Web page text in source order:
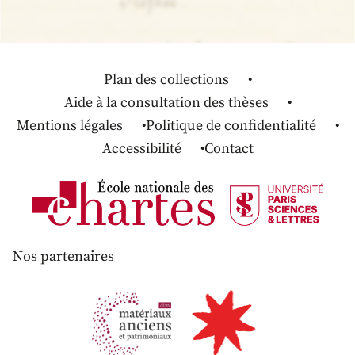
Plan des collections
Aide à la consultation des thèses
Mentions légales
Politique de confidentialité
Accessibilité
Contact
Nos partenaires